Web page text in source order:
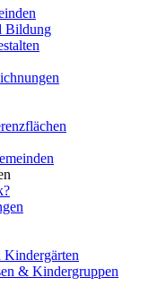
Bildung
Kindergärten
& Kindergruppen